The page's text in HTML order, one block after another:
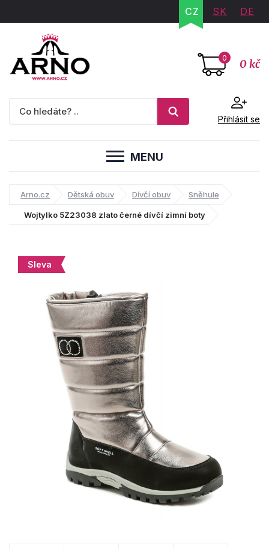
CZ SK DE
0 0 kč
Přihlásit se
MENU
Arno.cz Dětská obuv Dívčí obuv Sněhule
Wojtylko 5Z23038 zlato černé dívčí zimní boty
Sleva